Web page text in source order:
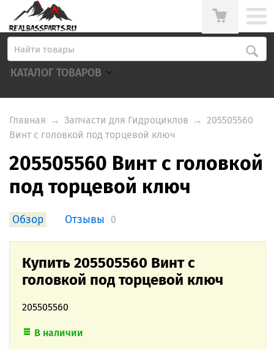
КАТАЛОГ ТОВАРОВ
Главная → Запчасти для Гидроциклов → 205505560
Винт с головкой под торцевой ключ
205505560 Винт с головкой
под торцевой ключ
Обзор Отзывы 0
Купить 205505560 Винт с
головкой под торцевой ключ
205505560
В наличии